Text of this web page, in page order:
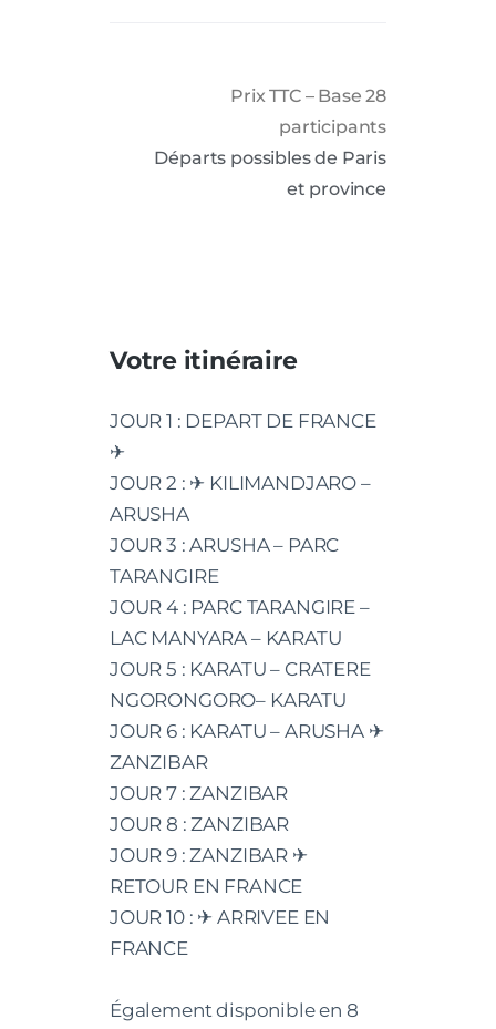
Prix TTC – Base 28
participants
Départs possibles de Paris
et province
Votre itinéraire
JOUR 1 : DEPART DE FRANCE
✈
JOUR 2 : ✈ KILIMANDJARO –
ARUSHA
JOUR 3 : ARUSHA – PARC
TARANGIRE
JOUR 4 : PARC TARANGIRE –
LAC MANYARA – KARATU
JOUR 5 : KARATU – CRATERE
NGORONGORO– KARATU
JOUR 6 : KARATU – ARUSHA ✈
ZANZIBAR
JOUR 7 : ZANZIBAR
JOUR 8 : ZANZIBAR
JOUR 9 : ZANZIBAR ✈
RETOUR EN FRANCE
JOUR 10 : ✈ ARRIVEE EN
FRANCE
Également disponible en 8